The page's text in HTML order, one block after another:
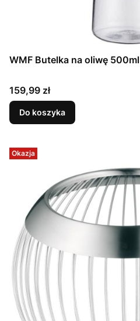
WMF Butelka na oliwę 500ml
Cena
159,99 zł
Do koszyka
Okazja